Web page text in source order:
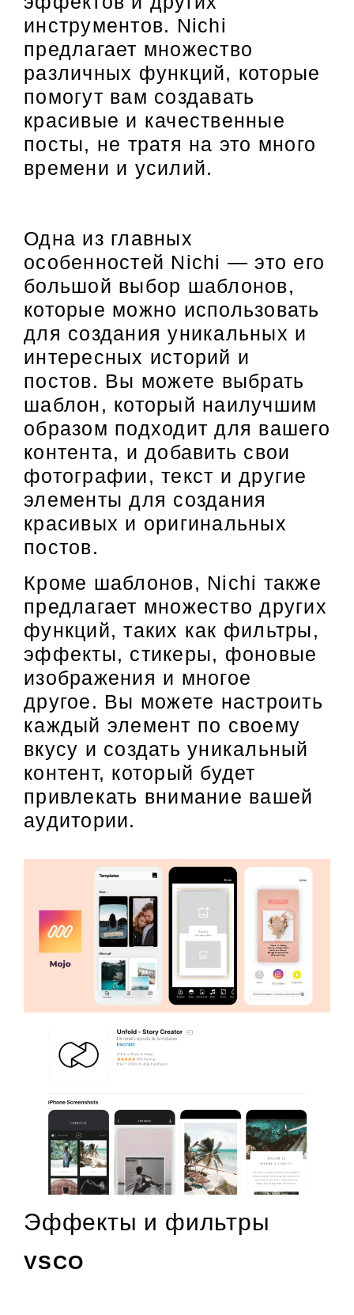
инструментов. Nichi
предлагает множество
различных функций, которые
помогут вам создавать
красивые и качественные
посты, не тратя на это много
времени и усилий.
Одна из главных
особенностей Nichi — это его
большой выбор шаблонов,
которые можно использовать
для создания уникальных и
интересных историй и
постов. Вы можете выбрать
шаблон, который наилучшим
образом подходит для вашего
контента, и добавить свои
фотографии, текст и другие
элементы для создания
красивых и оригинальных
постов.
Кроме шаблонов, Nichi также
предлагает множество других
функций, таких как фильтры,
эффекты, стикеры, фоновые
изображения и многое
другое. Вы можете настроить
каждый элемент по своему
вкусу и создать уникальный
контент, который будет
привлекать внимание вашей
аудитории.
Эффекты и фильтры
VSCO